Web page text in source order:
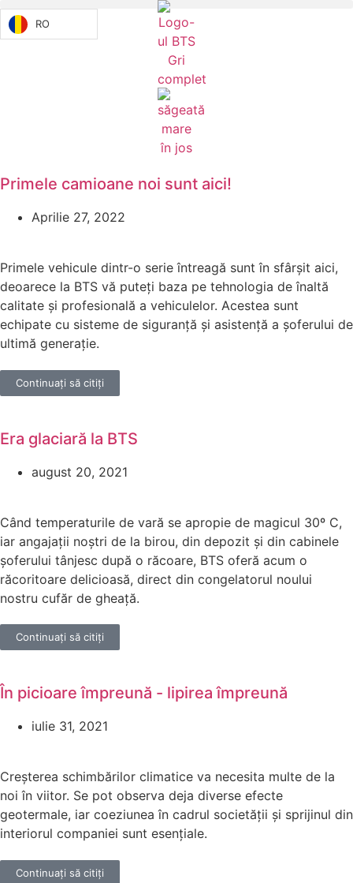
RO
Primele camioane noi sunt aici!
Aprilie 27, 2022
Primele vehicule dintr-o serie întreagă sunt în sfârșit aici,
deoarece la BTS vă puteți baza pe tehnologia de înaltă
calitate și profesională a vehiculelor. Acestea sunt
echipate cu sisteme de siguranță și asistență a șoferului de
ultimă generație.
Continuați să citiți
Era glaciară la BTS
august 20, 2021
Când temperaturile de vară se apropie de magicul 30º C,
iar angajații noștri de la birou, din depozit și din cabinele
șoferului tânjesc după o răcoare, BTS oferă acum o
răcoritoare delicioasă, direct din congelatorul noului
nostru cufăr de gheață.
Continuați să citiți
În picioare împreună - lipirea împreună
iulie 31, 2021
Creșterea schimbărilor climatice va necesita multe de la
noi în viitor. Se pot observa deja diverse efecte
geotermale, iar coeziunea în cadrul societății și sprijinul din
interiorul companiei sunt esențiale.
Continuați să citiți